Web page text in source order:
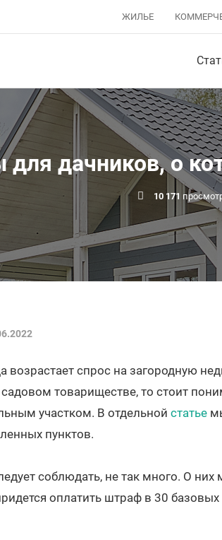
ЖИЛЬЕ
дачников, о
10 171
возрастает спрос на загородную
товариществе, то стоит
участком. В отдельной статье
пунктов.
соблюдать, не так много. О
оплатить штраф в 30